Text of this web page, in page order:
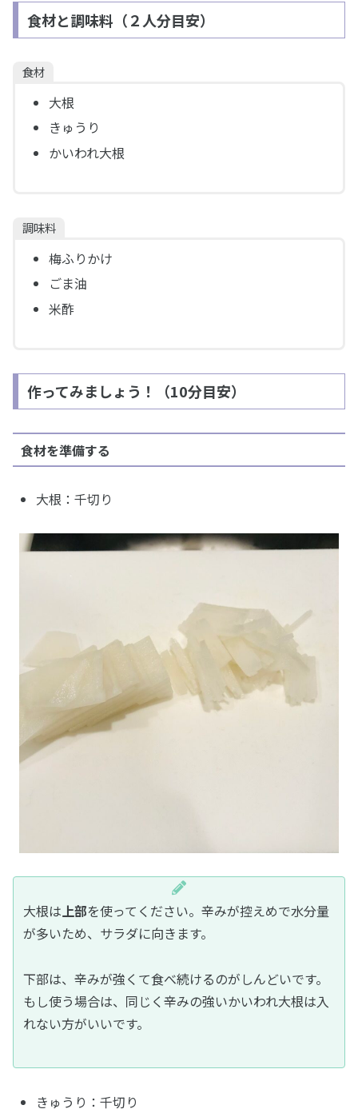
食材と調味料（２人分目安）
食材
大根
きゅうり
かいわれ大根
調味料
梅ふりかけ
ごま油
米酢
作ってみましょう！（10分目安）
食材を準備する
大根：千切り
大根は上部を使ってください。辛みが控えめで水分量
が多いため、サラダに向きます。
下部は、辛みが強くて食べ続けるのがしんどいです。
もし使う場合は、同じく辛みの強いかいわれ大根は入
れない方がいいです。
きゅうり：千切り